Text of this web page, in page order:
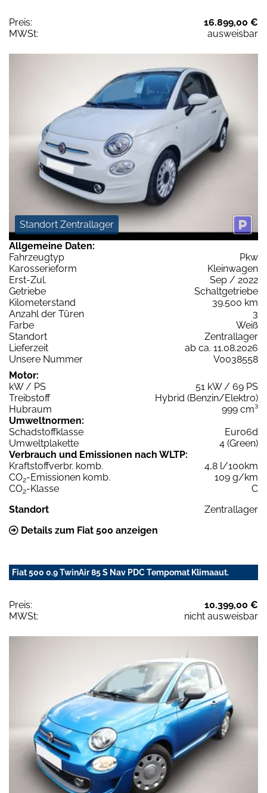
Preis:
16.899,00 €
MWSt:
ausweisbar
Standort Zentrallager
Allgemeine Daten:
Fahrzeugtyp
Pkw
Karosserieform
Kleinwagen
Erst-Zul.
Sep / 2022
Getriebe
Schaltgetriebe
Kilometerstand
39.500 km
Anzahl der Türen
3
Farbe
Weiß
Standort
Zentrallager
Lieferzeit
ab ca. 11.08.2026
Unsere Nummer
V0038558
Motor:
kW / PS
51 kW / 69 PS
Treibstoff
Hybrid (Benzin/Elektro)
Hubraum
999 cm³
Umweltnormen:
Schadstoffklasse
Euro6d
Umweltplakette
4 (Green)
Verbrauch und Emissionen nach WLTP:
Kraftstoffverbr. komb.
4,8 l/100km
CO2-Emissionen komb.
109 g/km
CO2-Klasse
C
Standort
Zentrallager
Details zum Fiat 500 anzeigen
Fiat 500 0.9 TwinAir 85 S Nav PDC Tempomat Klimaaut.
Preis:
10.399,00 €
MWSt:
nicht ausweisbar